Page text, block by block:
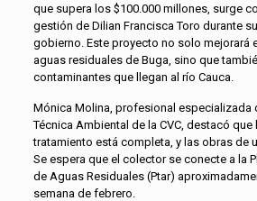
que supera los $100.000 millones, surge
gestión de Dilian Francisca Toro durante
gobierno. Este proyecto no solo mejorará
aguas residuales de Buga, sino que
contaminantes que llegan al río Cauca.
Mónica Molina, profesional especializada
Técnica Ambiental de la CVC, destacó
tratamiento está completa, y las obras de
Se espera que el colector se conecte a la
de Aguas Residuales (Ptar)
semana de febrero.